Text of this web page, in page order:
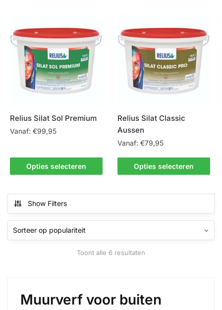
variaties.
Deze
optie
gekozen
worden
de
variaties.
Deze
optie
gekozen
worden
de
productpagina
Relius Silat Sol Premium
Vanaf: €99,95
Opties selecteren
product
heeft
variaties.
Deze
optie
kan
productpagina
Relius Silat Classic
Aussen
Vanaf:€79,95
Opties selecteren
Dit
product
meerdere
Deze
gekozen
de
productpagina
Show Filters
Toont alle 6 resultaten
Muurverf voor buiten